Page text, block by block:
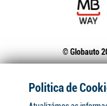
© Globauto
Politica de